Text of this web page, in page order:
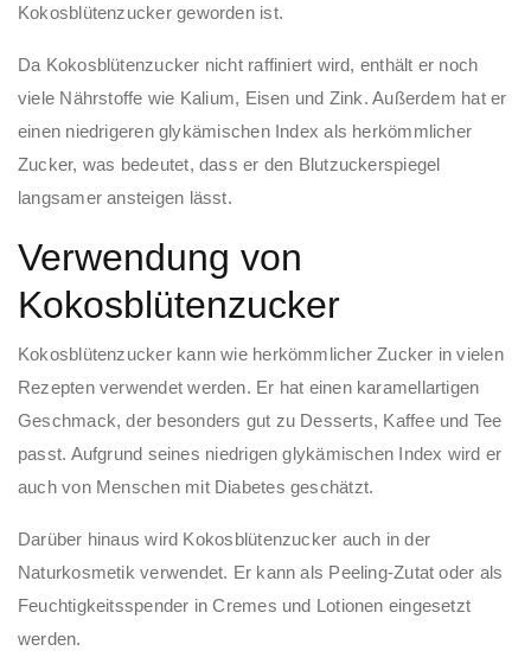
Kokosblütenzucker geworden ist.
Da Kokosblütenzucker nicht raffiniert wird, enthält er noch
viele Nährstoffe wie Kalium, Eisen und Zink. Außerdem hat er
einen niedrigeren glykämischen Index als herkömmlicher
Zucker, was bedeutet, dass er den Blutzuckerspiegel
langsamer ansteigen lässt.
Verwendung von
Kokosblütenzucker
Kokosblütenzucker kann wie herkömmlicher Zucker in vielen
Rezepten verwendet werden. Er hat einen karamellartigen
Geschmack, der besonders gut zu Desserts, Kaffee und Tee
passt. Aufgrund seines niedrigen glykämischen Index wird er
auch von Menschen mit Diabetes geschätzt.
Darüber hinaus wird Kokosblütenzucker auch in der
Naturkosmetik verwendet. Er kann als Peeling-Zutat oder als
Feuchtigkeitsspender in Cremes und Lotionen eingesetzt
werden.